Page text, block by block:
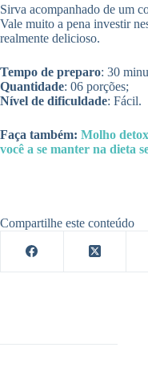
Sirva acompanhado de um
Vale muito a pena investir
realmente delicioso.
Tempo de preparo: 30
Quantidade: 06 porções;
Nível de dificuldade: Fácil.
Faça também: Molho
você a se manter na dieta
Compartilhe este conteúdo